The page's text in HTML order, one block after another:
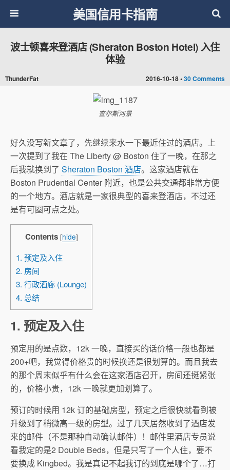
美国信用卡指南
2016-10-18 •30 Comments
波士顿喜来登酒店 (Sheraton Boston Hotel) 入住
体验
ThunderFat
查尔斯河景
好久没写新文章了，先继续来水一下最近住过的酒店。上
一次提到了我在 The Liberty @ Boston 住了一晚，在那之
后我就换到了 Sheraton Boston 酒店。这家酒店就在
Boston Prudential Center 附近，也是公共交通都非常方便
的一个地方。酒店就是一家很典型的喜来登酒店，不过还
是有可圈可点之处。
Contents [hide]
1. 预定及入住
2. 房间
3. 行政酒廊 (Lounge)
4. 总结
1. 预定及入住
预定用的是点数，12k 一晚，直接买的话价格一般也都是
200+吧，我觉得价格贵的时候换还是很划算的。而且我去
的那个周末似乎有什么会在这家酒店召开，房间还挺紧张
的，价格小贵，12k 一晚就更加划算了。
预订的时候用 12k 订的基础房型，预定之后很快就看到被
升级到了稍微高一级的房型。过了几天居然收到了酒店发
来的邮件（不是那种自动确认邮件）！邮件里酒店专员说
看我定的是2 Double Beds，但是只写了一个人住，要不
要换成 Kingbed。我是真记不起我订的到底是哪个了…打